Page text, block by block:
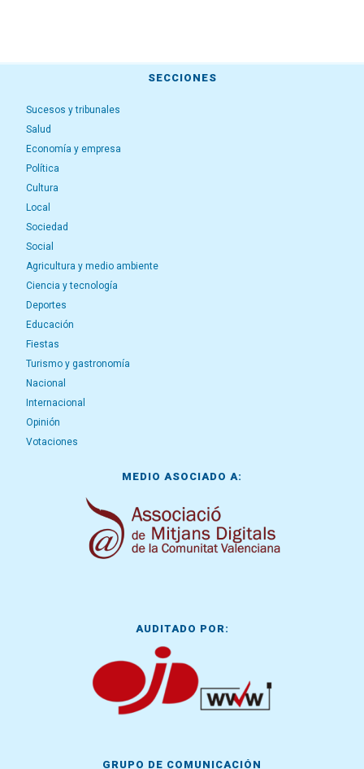
SECCIONES
Sucesos y tribunales
Salud
Economía y empresa
Política
Cultura
Local
Sociedad
Social
Agricultura y medio ambiente
Ciencia y tecnología
Deportes
Educación
Fiestas
Turismo y gastronomía
Nacional
Internacional
Opinión
Votaciones
MEDIO ASOCIADO A:
AUDITADO POR:
GRUPO DE COMUNICACIÓN